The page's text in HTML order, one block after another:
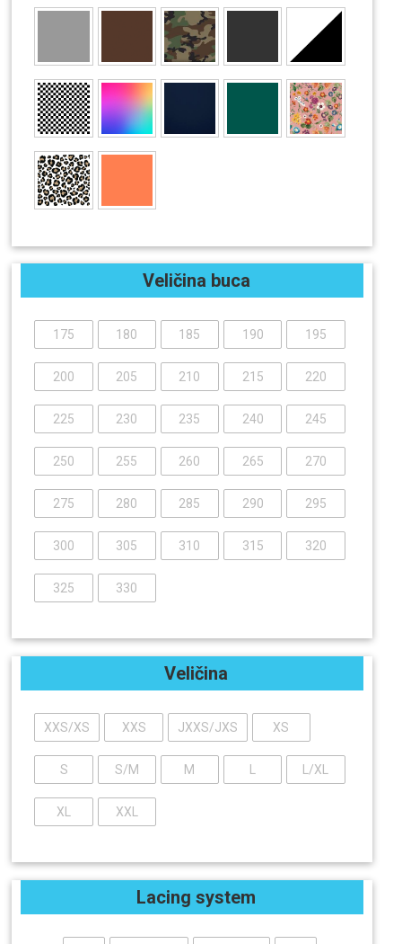
Veličina buca
175 180 185 190 195
200 205 210 215 220
225 230 235 240 245
250 255 260 265 270
275 280 285 290 295
300 305 310 315 320
325 330
Veličina
XXS/XS XXS JXXS/JXS XS
S S/M M L L/XL
XL XXL
Lacing system